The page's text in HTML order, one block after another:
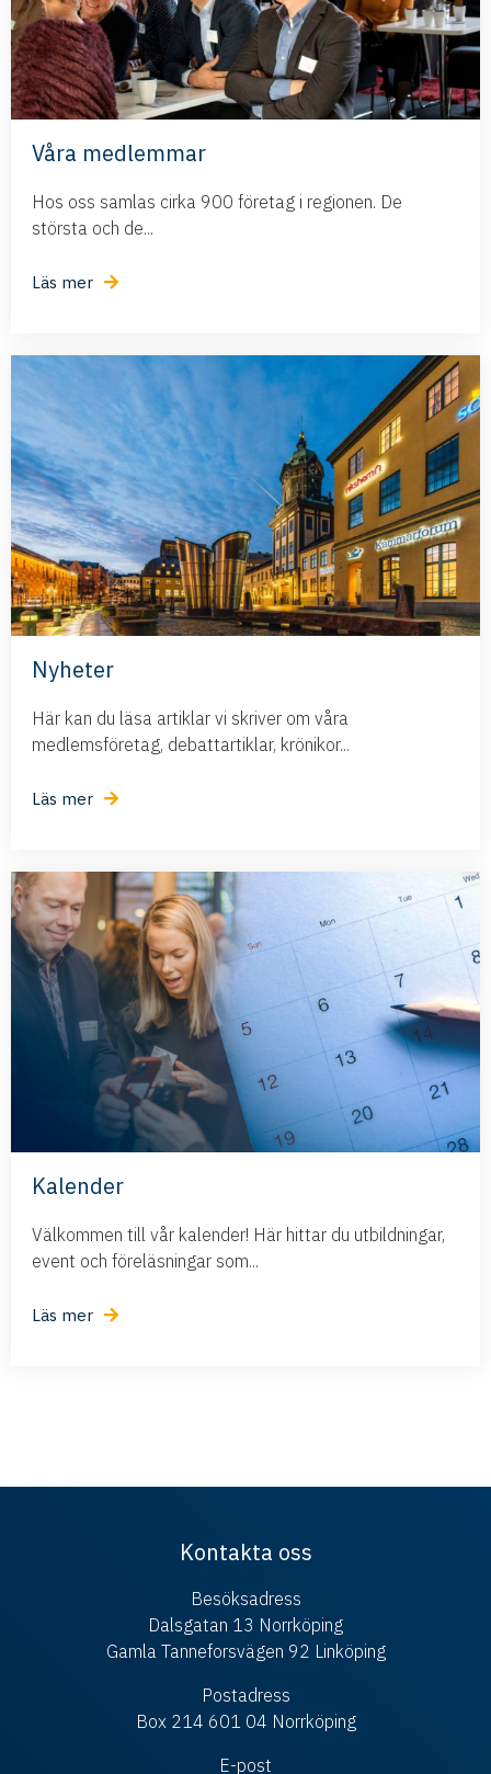
Våra medlemmar
Hos oss samlas cirka 900 företag i regionen. De
största och de...
Läs mer
Nyheter
Här kan du läsa artiklar vi skriver om våra
medlemsföretag, debattartiklar, krönikor...
Läs mer
Kalender
Välkommen till vår kalender! Här hittar du utbildningar,
event och föreläsningar som...
Läs mer
Kontakta oss
Besöksadress
Dalsgatan 13 Norrköping
Gamla Tanneforsvägen 92 Linköping
Postadress
Box 214 601 04 Norrköping
E-post